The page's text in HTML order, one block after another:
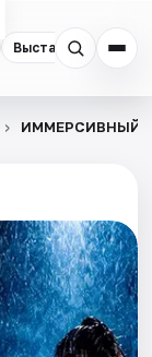
Выставки
ИММЕРСИВНЫЙ